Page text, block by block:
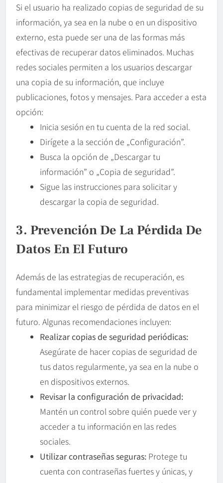
Si el usuario ha realizado copias de seguridad de su
información, ya sea en la nube o en un dispositivo
externo, esta puede ser una de las formas más
efectivas de recuperar datos eliminados. Muchas
redes sociales permiten a los usuarios descargar
una copia de su información, que incluye
publicaciones, fotos y mensajes. Para acceder a esta
opción:
Inicia sesión en tu cuenta de la red social.
Dirígete a la sección de „Configuración”.
Busca la opción de „Descargar tu
información” o „Copia de seguridad”.
Sigue las instrucciones para solicitar y
descargar la copia de seguridad.
3. Prevención De La Pérdida De
Datos En El Futuro
Además de las estrategias de recuperación, es
fundamental implementar medidas preventivas
para minimizar el riesgo de pérdida de datos en el
futuro. Algunas recomendaciones incluyen:
Realizar copias de seguridad periódicas:
Asegúrate de hacer copias de seguridad de
tus datos regularmente, ya sea en la nube o
en dispositivos externos.
Revisar la configuración de privacidad:
Mantén un control sobre quién puede ver y
acceder a tu información en las redes
sociales.
Utilizar contraseñas seguras: Protege tu
cuenta con contraseñas fuertes y únicas, y